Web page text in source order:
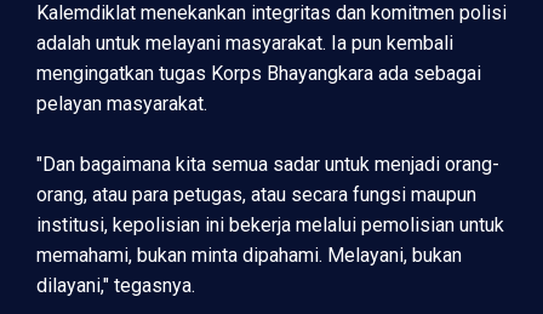
Kalemdiklat menekankan integritas dan komitmen polisi
adalah untuk melayani masyarakat. Ia pun kembali
mengingatkan tugas Korps Bhayangkara ada sebagai
pelayan masyarakat.
"Dan bagaimana kita semua sadar untuk menjadi orang-
orang, atau para petugas, atau secara fungsi maupun
institusi, kepolisian ini bekerja melalui pemolisian untuk
memahami, bukan minta dipahami. Melayani, bukan
dilayani," tegasnya.